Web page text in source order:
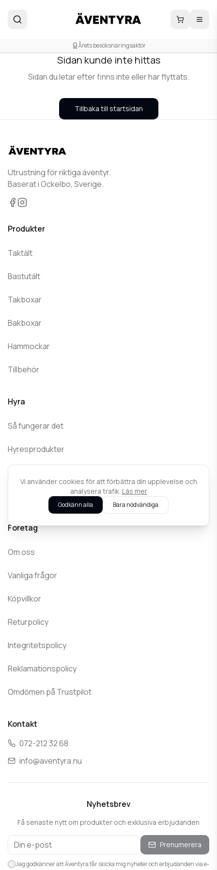
Vi använder cookies för att förbättra din upplevelse och
analysera trafik. Läs mer
Godkänn alla Bara nödvändiga
Årets besöksnäringsaktör
404
Sidan kunde inte hittas
Sidan du letar efter finns inte eller har flyttats.
Tillbaka till startsidan
Utrustning för riktiga äventyr.
Baserat i Ockelbo, Sverige.
Produkter
Taktält
Bastutält
Takboxar
Bakboxar
Hammockar
Tillbehör
Hyra
Så fungerar det
Hyresprodukter
Kontakta oss
Företag
Om oss
Vanliga frågor
Köpvillkor
Returpolicy
Integritetspolicy
Reklamationspolicy
Omdömen på Trustpilot
Kontakt
072-212 32 68
info@aventyra.nu
Nyhetsbrev
Få senaste nytt om produkter och exklusiva erbjudanden
Prenumerera
Jag godkänner att Äventyra får skicka mig nyheter och erbjudanden via e-